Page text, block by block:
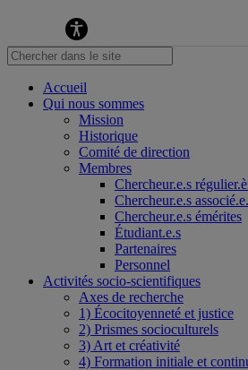
Accueil
Qui nous sommes
Mission
Historique
Comité de direction
Membres
Chercheur.e.s
Chercheur.e.s
Chercheur.e.s émérites
Étudiant.e.s
Partenaires
Personnel
Activités socio-scientifiques
Axes de recherche
1) Écocitoyenneté et justice
2) Prismes socioculturels
3) Art et créativité
4) Formation initiale et